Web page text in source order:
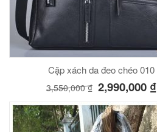
Cặp xách da đeo chéo 010
3,550,000₫ 2,990,000 ₫